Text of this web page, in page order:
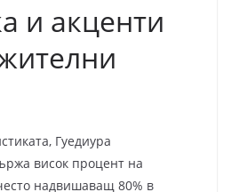
и акценти
Гуедиура
висок процент на
надвишаващ 80% в